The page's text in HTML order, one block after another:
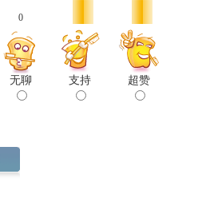
0
无聊 支持 超赞